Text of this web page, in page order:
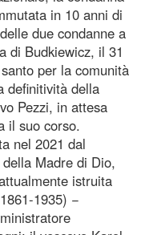
in 10 anni di
due condanne a
di Budkiewicz, il 31
per la comunità
definitività della
Pezzi, in attesa
il suo corso.
nel 2021 dal
Madre di Dio,
istruita
1935) −